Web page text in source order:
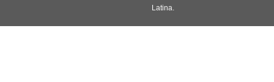
Latina.